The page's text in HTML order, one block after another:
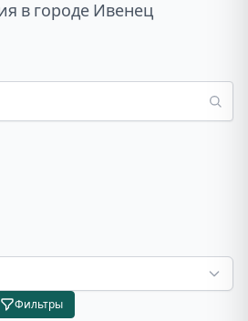
в городе Ивенец
Фильтры